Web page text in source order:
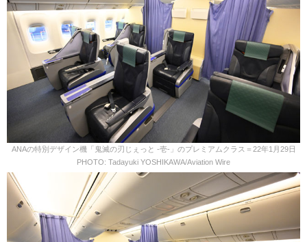
ANAの特別デザイン機「鬼滅の刃じぇっと -壱-」のプレミアムクラス＝22年1月29日
PHOTO: Tadayuki YOSHIKAWA/Aviation Wire